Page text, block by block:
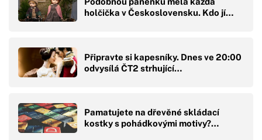
holčička v Československu. Kdo jí…
Připravte si kapesníky. Dnes ve 20:00
odvysílá ČT2 strhující…
Pamatujete na dřevěné skládací
kostky s pohádkovými motivy?…